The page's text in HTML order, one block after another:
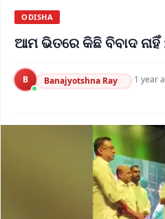
Argus Swaad
Argus Chalo
ODISHA
ଆମ ଭିତରେ କିଛି ବିବାଦ
B Banajyotshna Ray ·1 year